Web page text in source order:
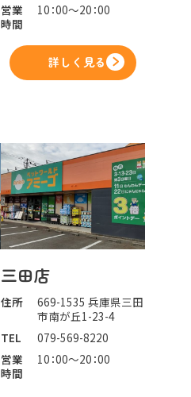
営業
時間
10：00～20：00
詳しく見る
三田店
住所
669-1535 兵庫県三田
市南が丘1-23-4
TEL
079-569-8220
営業
時間
10：00～20：00